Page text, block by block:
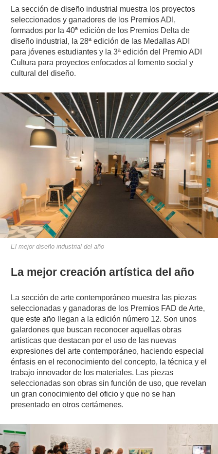
La sección de diseño industrial muestra los proyectos
seleccionados y ganadores de los Premios ADI,
formados por la 40ª edición de los Premios Delta de
diseño industrial, la 28ª edición de las Medallas ADI
para jóvenes estudiantes y la 3ª edición del Premio ADI
Cultura para proyectos enfocados al fomento social y
cultural del diseño.
El mejor diseño industrial del año
La mejor creación artística del año
La sección de arte contemporáneo muestra las piezas
seleccionadas y ganadoras de los Premios FAD de Arte,
que este año llegan a la edición número 12. Son unos
galardones que buscan reconocer aquellas obras
artísticas que destacan por el uso de las nuevas
expresiones del arte contemporáneo, haciendo especial
énfasis en el reconocimiento del concepto, la técnica y el
trabajo innovador de los materiales. Las piezas
seleccionadas son obras sin función de uso, que revelan
un gran conocimiento del oficio y que no se han
presentado en otros certámenes.